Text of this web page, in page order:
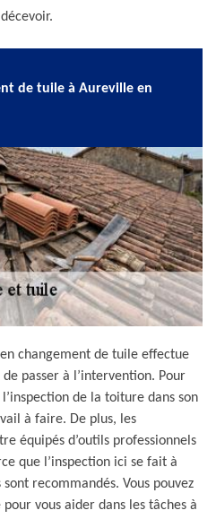
de tuile à Aureville en
changement de tuile effectue
passer à l’intervention. Pour
de la toiture dans son
à faire. De plus, les
équipés d’outils professionnels
que l’inspection ici se fait à
recommandés. Vous pouvez
vous aider dans les tâches à